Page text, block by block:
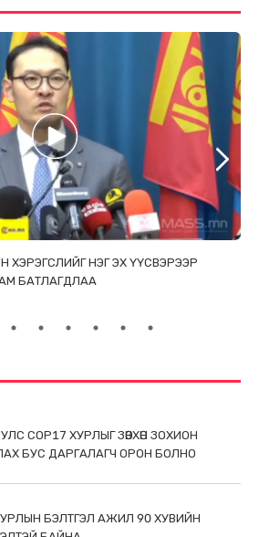
ХЭРЭГСЛИЙГ НЭГ ЭХ ҮҮСВЭРЭЭР
БАТЛАГДЛАА
СОР17 ХУРЛЫГ ЗӨВХӨН ЗОХИОН
БУС ДАРГАЛАГЧ ОРОН БОЛНО
БЭЛТГЭЛ АЖИЛ 90 ХУВИЙН